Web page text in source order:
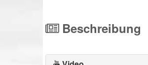
Beschreibung